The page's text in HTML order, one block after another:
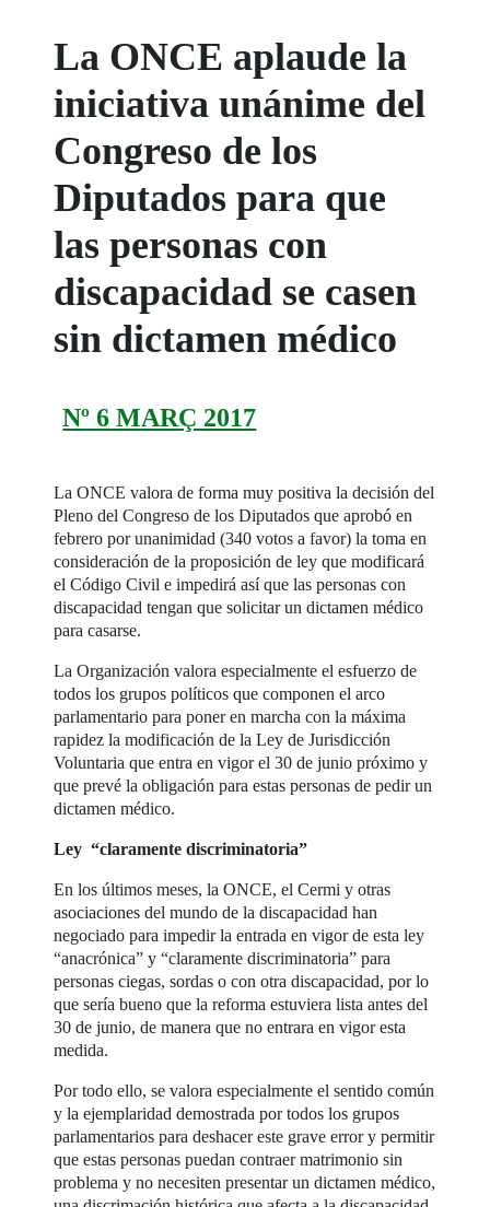
La ONCE aplaude la
iniciativa unánime del
Congreso de los
Diputados para que
las personas con
discapacidad se casen
sin dictamen médico
Nº 6 MARÇ 2017
La ONCE valora de forma muy positiva la decisión del
Pleno del Congreso de los Diputados que aprobó en
febrero por unanimidad (340 votos a favor) la toma en
consideración de la proposición de ley que modificará
el Código Civil e impedirá así que las personas con
discapacidad tengan que solicitar un dictamen médico
para casarse.
La Organización valora especialmente el esfuerzo de
todos los grupos políticos que componen el arco
parlamentario para poner en marcha con la máxima
rapidez la modificación de la Ley de Jurisdicción
Voluntaria que entra en vigor el 30 de junio próximo y
que prevé la obligación para estas personas de pedir un
dictamen médico.
Ley “claramente discriminatoria”
En los últimos meses, la ONCE, el Cermi y otras
asociaciones del mundo de la discapacidad han
negociado para impedir la entrada en vigor de esta ley
“anacrónica” y “claramente discriminatoria” para
personas ciegas, sordas o con otra discapacidad, por lo
que sería bueno que la reforma estuviera lista antes del
30 de junio, de manera que no entrara en vigor esta
medida.
Por todo ello, se valora especialmente el sentido común
y la ejemplaridad demostrada por todos los grupos
parlamentarios para deshacer este grave error y permitir
que estas personas puedan contraer matrimonio sin
problema y no necesiten presentar un dictamen médico,